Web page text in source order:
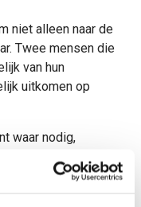
niet alleen naar de
Twee mensen die
van hun
uitkomen op
waar nodig,
uit over